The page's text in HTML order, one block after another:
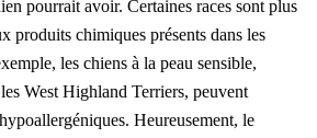
pourrait avoir. Certaines races sont plus
produits chimiques présents dans les
les chiens à la peau sensible,
West Highland Terriers, peuvent
Heureusement, le